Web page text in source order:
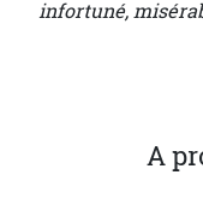
infortuné,
A